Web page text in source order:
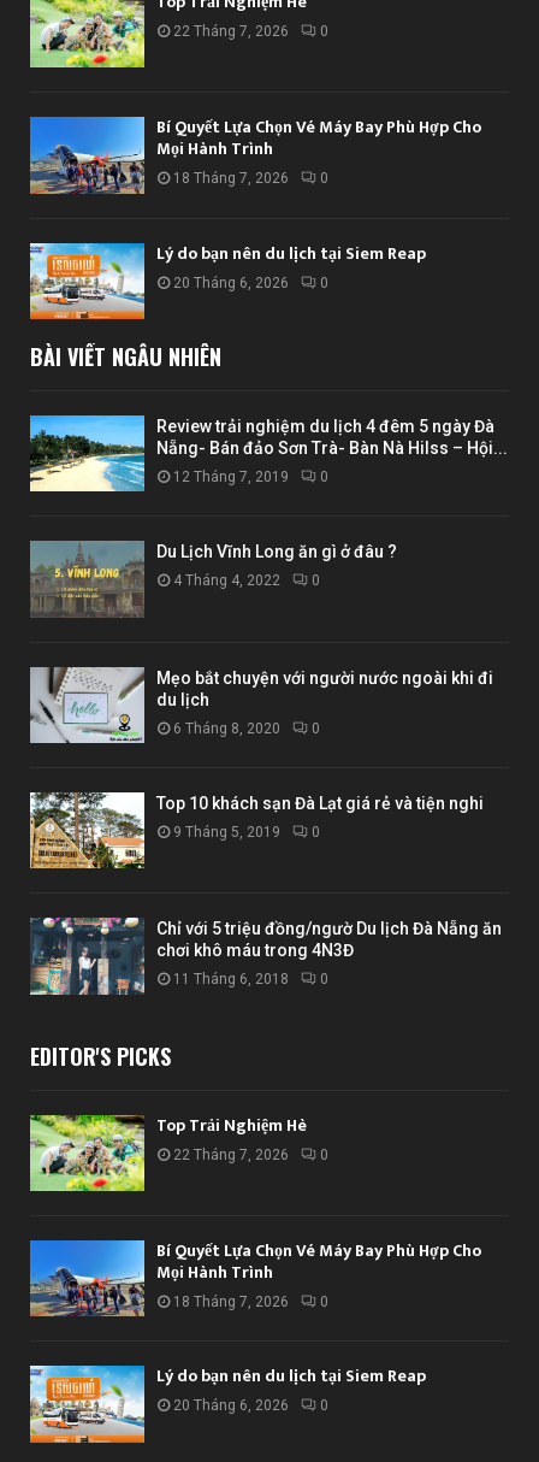
22 Tháng 7, 2026 0
Bí Quyết Lựa Chọn Vé Máy Bay Phù Hợp Cho
Mọi Hành Trình
18 Tháng 7, 2026 0
Lý do bạn nên du lịch tại Siem Reap
20 Tháng 6, 2026 0
BÀI VIẾT NGẪU NHIÊN
Review trải nghiệm du lịch 4 đêm 5 ngày Đà
Nẵng- Bán đảo Sơn Trà- Bàn Nà Hilss – Hội...
12 Tháng 7, 2019 0
Du Lịch Vĩnh Long ăn gì ở đâu ?
4 Tháng 4, 2022 0
Mẹo bắt chuyện với người nước ngoài khi đi
du lịch
6 Tháng 8, 2020 0
Top 10 khách sạn Đà Lạt giá rẻ và tiện nghi
9 Tháng 5, 2019 0
Chỉ với 5 triệu đồng/ngườ Du lịch Đà Nẵng ăn
chơi khô máu trong 4N3Đ
11 Tháng 6, 2018 0
EDITOR'S PICKS
Top Trải Nghiệm Hè
22 Tháng 7, 2026 0
Bí Quyết Lựa Chọn Vé Máy Bay Phù Hợp Cho
Mọi Hành Trình
18 Tháng 7, 2026 0
Lý do bạn nên du lịch tại Siem Reap
20 Tháng 6, 2026 0